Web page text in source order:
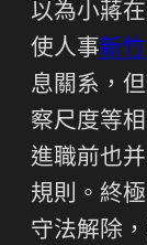
以為小蔣
使人事新
息關系，
察尺度等
進職前也
規則。終
守法解除